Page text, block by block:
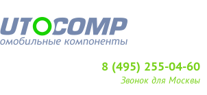
8 (495) 255-04-60
Звонок для Москвы